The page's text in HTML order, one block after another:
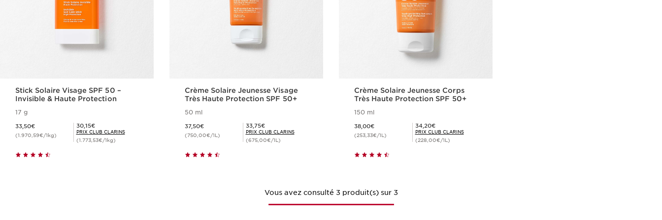
Stick Solaire Visage SPF 50 –
Invisible & Haute Protection
17 g
33,50€
(1.970,59€/1kg)
Prix Club Clarins 30,15€
30,15€
PRIX CLUB CLARINS
(1.773,53€/1kg)
Crème Solaire Jeunesse Visage
Très Haute Protection SPF 50+
50 ml
37,50€
(750,00€/1L)
Prix Club Clarins 33,75€
33,75€
PRIX CLUB CLARINS
(675,00€/1L)
Crème Solaire Jeunesse Corps
Très Haute Protection SPF 50+
150 ml
38,00€
(253,33€/1L)
Prix Club Clarins 34,20€
34,20€
PRIX CLUB CLARINS
(228,00€/1L)
Vous avez consulté 3 produit(s) sur 3